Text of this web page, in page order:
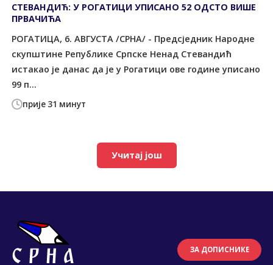
прије 31 минут
СТЕВАНДИЋ: У РОГАТИЦИ УПИСАНО 52 ОДСТО ВИШЕ
ПРВАЧИЋА
РОГАТИЦА, 6. АВГУСТА /СРНА/ - Предсједник Народне
скупштине Републике Српске Ненад Стевандић
истакао је данас да је у Рогатици ове године уписано
99 п...
Учитај још
ЗА ДОПИСНИКЕ